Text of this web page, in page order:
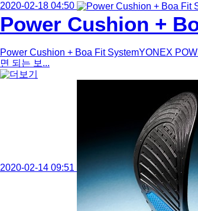
2020-02-18 04:50
Power Cushion +
Power Cushion + Boa Fit SystemYONEX
면 되는 보...
2020-02-14 09:51